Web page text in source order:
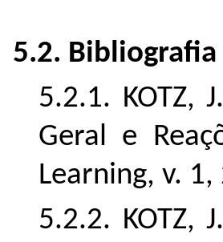
5.2.
5.2.1. KOTZ,
Geral e
Learning, v.
5.2.2. KOTZ,